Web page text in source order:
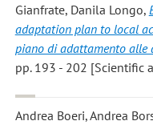
Gianfrate, Danila Longo,
adaptation plan to local
piano di adattamento alle
pp. 193 - 202 [Scientific
Andrea Boeri, Andrea